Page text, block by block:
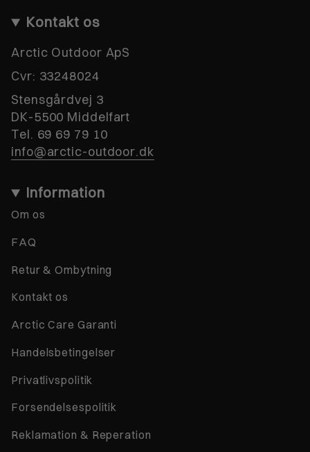
Kontakt os
Arctic Outdoor ApS
Cvr: 33248024
Stensgårdvej 3
DK-5500 Middelfart
Tel. 69 69 79 10
info@arctic-outdoor.dk
Information
Om os
FAQ
Retur & Ombytning
Kontakt os
Arctic Care Garanti
Handelsbetingelser
Privatlivspolitik
Forsendelsespolitik
Reklamation & Reperation